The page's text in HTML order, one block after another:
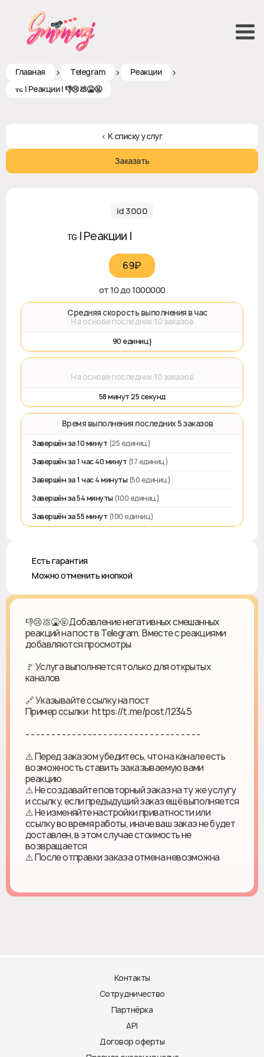
Главная > Telegram > Реакции >
ᴛɢ | Реакции | 👎😢💩🤮🤬
< К списку услуг
Заказать
id 3000
ᴛɢ | Реакции | 👎😢💩🤮🤬
69₽‎
от 10 до 1000000
🚀 Средняя скорость выполнения в час
На основе последних 10 заказов
90 единиц}
На основе последних 10 заказов
58 минут 25 секунд
⏱️ Время выполнения последних 5 заказов
Завершён за 10 минут (25 единиц)
Завершён за 1 час 40 минут (17 единиц)
Завершён за 1 час 4 минуты (50 единиц)
Завершён за 54 минуты (100 единиц)
Завершён за 55 минут (100 единиц)
♻️ Есть гарантия
❎ Можно отменить кнопкой
👎😢💩🤮🤬 Добавление негативных смешанных
реакций на пост в Telegram. Вместе с реакциями
добавляются просмотры
🚩 Услуга выполняется только для открытых
каналов
🔗 Указывайте ссылку на пост
Пример ссылки: https://t.me/post/12345
- - - - - - - - - - - - - - - - - - - - - - - - - - - - - - - - - -
⚠️ Перед заказом убедитесь, что на канале есть
возможность ставить заказываемую вами
реакцию
⚠️ Не создавайте повторный заказ на ту же услугу
и ссылку, если предыдущий заказ ещё выполняется
⚠️ Не изменяйте настройки приватности или
ссылку во время работы, иначе ваш заказ не будет
доставлен, в этом случае стоимость не
возвращается
⚠️ После отправки заказа отмена невозможна
Контакты
Сотрудничество
Партнёрка
API
Договор оферты